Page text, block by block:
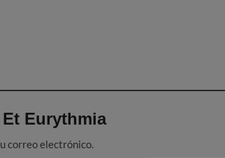
Eurythmia
correo electrónico.